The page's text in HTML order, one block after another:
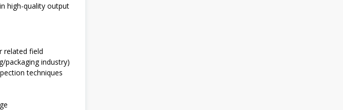
high-quality output
related field
packaging industry)
techniques